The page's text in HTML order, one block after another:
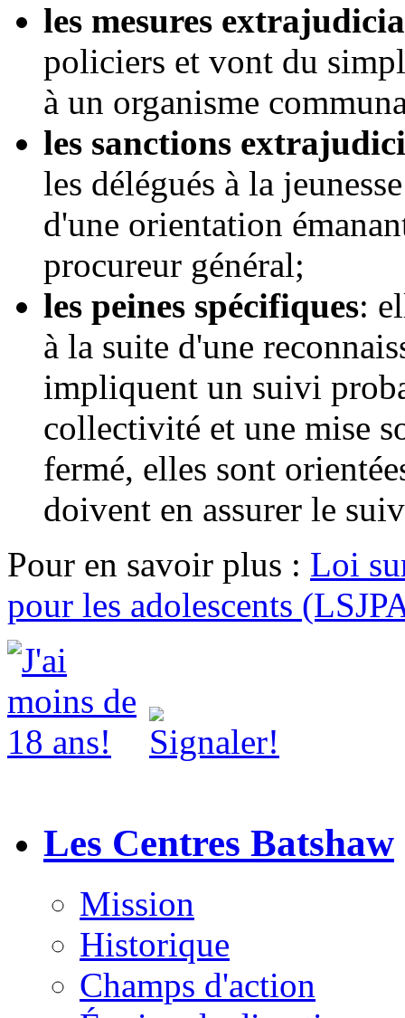
les mesures
policiers et vont du
à un organisme
les sanctions
les délégués à la
d'une orientation
procureur général;
les peines spécifiques:
à la suite d'une
impliquent un suivi
collectivité et une mise
fermé, elles sont
doivent en assurer le
Pour en savoir plus : Loi
pour les adolescents
Les Centres Batshaw
Mission
Historique
Champs d'action